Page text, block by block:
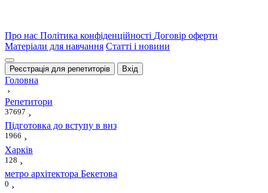
Про нас Політика конфіденційності Договір оферти
Матеріали для навчання Статті і новини
Реєстрація для репетиторів Вхід
Головна
›
Репетитори
37697 ›
Підготовка до вступу в внз
1966 ›
Харків
128 ›
метро архітектора Бекетова
0 ›